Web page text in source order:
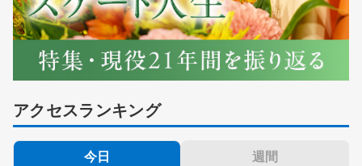
アクセスランキング
今日 週間